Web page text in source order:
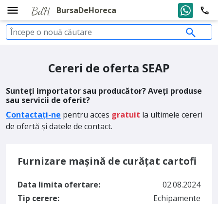
BursaDeHoreca
Cereri de oferta SEAP
Sunteți importator sau producător? Aveți produse
sau servicii de oferit?
Contactați-ne pentru acces gratuit la ultimele cereri
de ofertă și datele de contact.
Furnizare mașină de curățat cartofi
Data limita ofertare:
02.08.2024
Tip cerere:
Echipamente